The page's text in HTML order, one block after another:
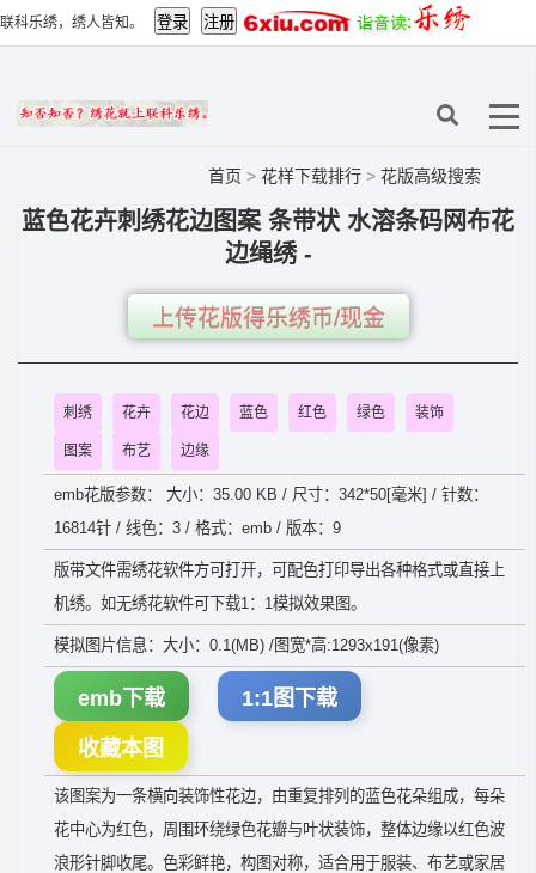
联科乐绣，绣人皆知。
首页 > 花样下载排行 > 花版高级搜索
蓝色花卉刺绣花边图案 条带状 水溶条码网布花
边绳绣 -
上传花版得乐绣币/现金
刺绣 花卉 花边 蓝色 红色 绿色 装饰
图案 布艺 边缘
emb花版参数： 大小：35.00 KB / 尺寸：342*50[毫米] / 针数：
16814针 / 线色：3 / 格式：emb / 版本：9
版带文件需绣花软件方可打开，可配色打印导出各种格式或直接上
机绣。如无绣花软件可下载1：1模拟效果图。
模拟图片信息：大小：0.1(MB) /图宽*高:1293x191(像素)
emb下载 1:1图下载
收藏本图
该图案为一条横向装饰性花边，由重复排列的蓝色花朵组成，每朵
花中心为红色，周围环绕绿色花瓣与叶状装饰，整体边缘以红色波
浪形针脚收尾。色彩鲜艳，构图对称，适合用于服装、布艺或家居